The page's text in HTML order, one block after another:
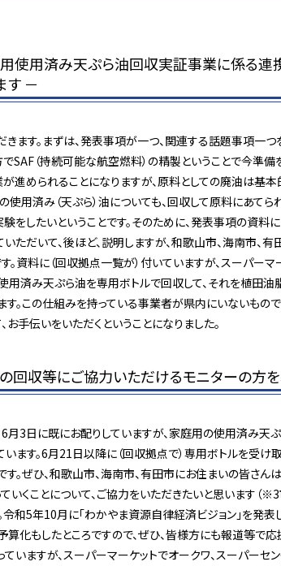
使用済み天ぷら油回収実証事業に係る連
す －
ます。まずは、発表事項が一つ、関連する話題事項一つ
SAF（持続可能な航空燃料）の精製ということで今準
が進められることになりますが、原料としての廃油は基
使用済み（天ぷら）油についても、回収して原料にあてら
をしたいということです。そのために、発表事項の資料
だいて、後ほど、説明しますが、和歌山市、海南市、
。資料に（回収拠点一覧が）付いていますが、スーパー
用済み天ぷら油を専用ボトルで回収して、それを植田油
。この仕組みを持っている事業者が県内にいないもの
手伝いをいただくということになりました。
回収等にご協力いただけるモニターの方
月3日に既にお配りしていますが、家庭用の使用済み天
ます。6月21日以降に（回収拠点で）専用ボトルを受け
。ぜひ、和歌山市、海南市、有田市にお住まいの皆さん
くことについて、ご協力をいただきたいと思います（
令和5年10月に「わかやま資源自律経済ビジョン」を発表
算化もしたところですので、ぜひ、皆様方にも報道等で
いますが、スーパーマーケットでオークワ、スーパーセ